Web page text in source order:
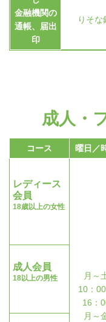
金融機関の
通帳、届出
印
りそ
成人・
コース 曜日／
レディース
会員
18歳以上の女性
月～
10：
16：
月～
成人会員
18以上の男性